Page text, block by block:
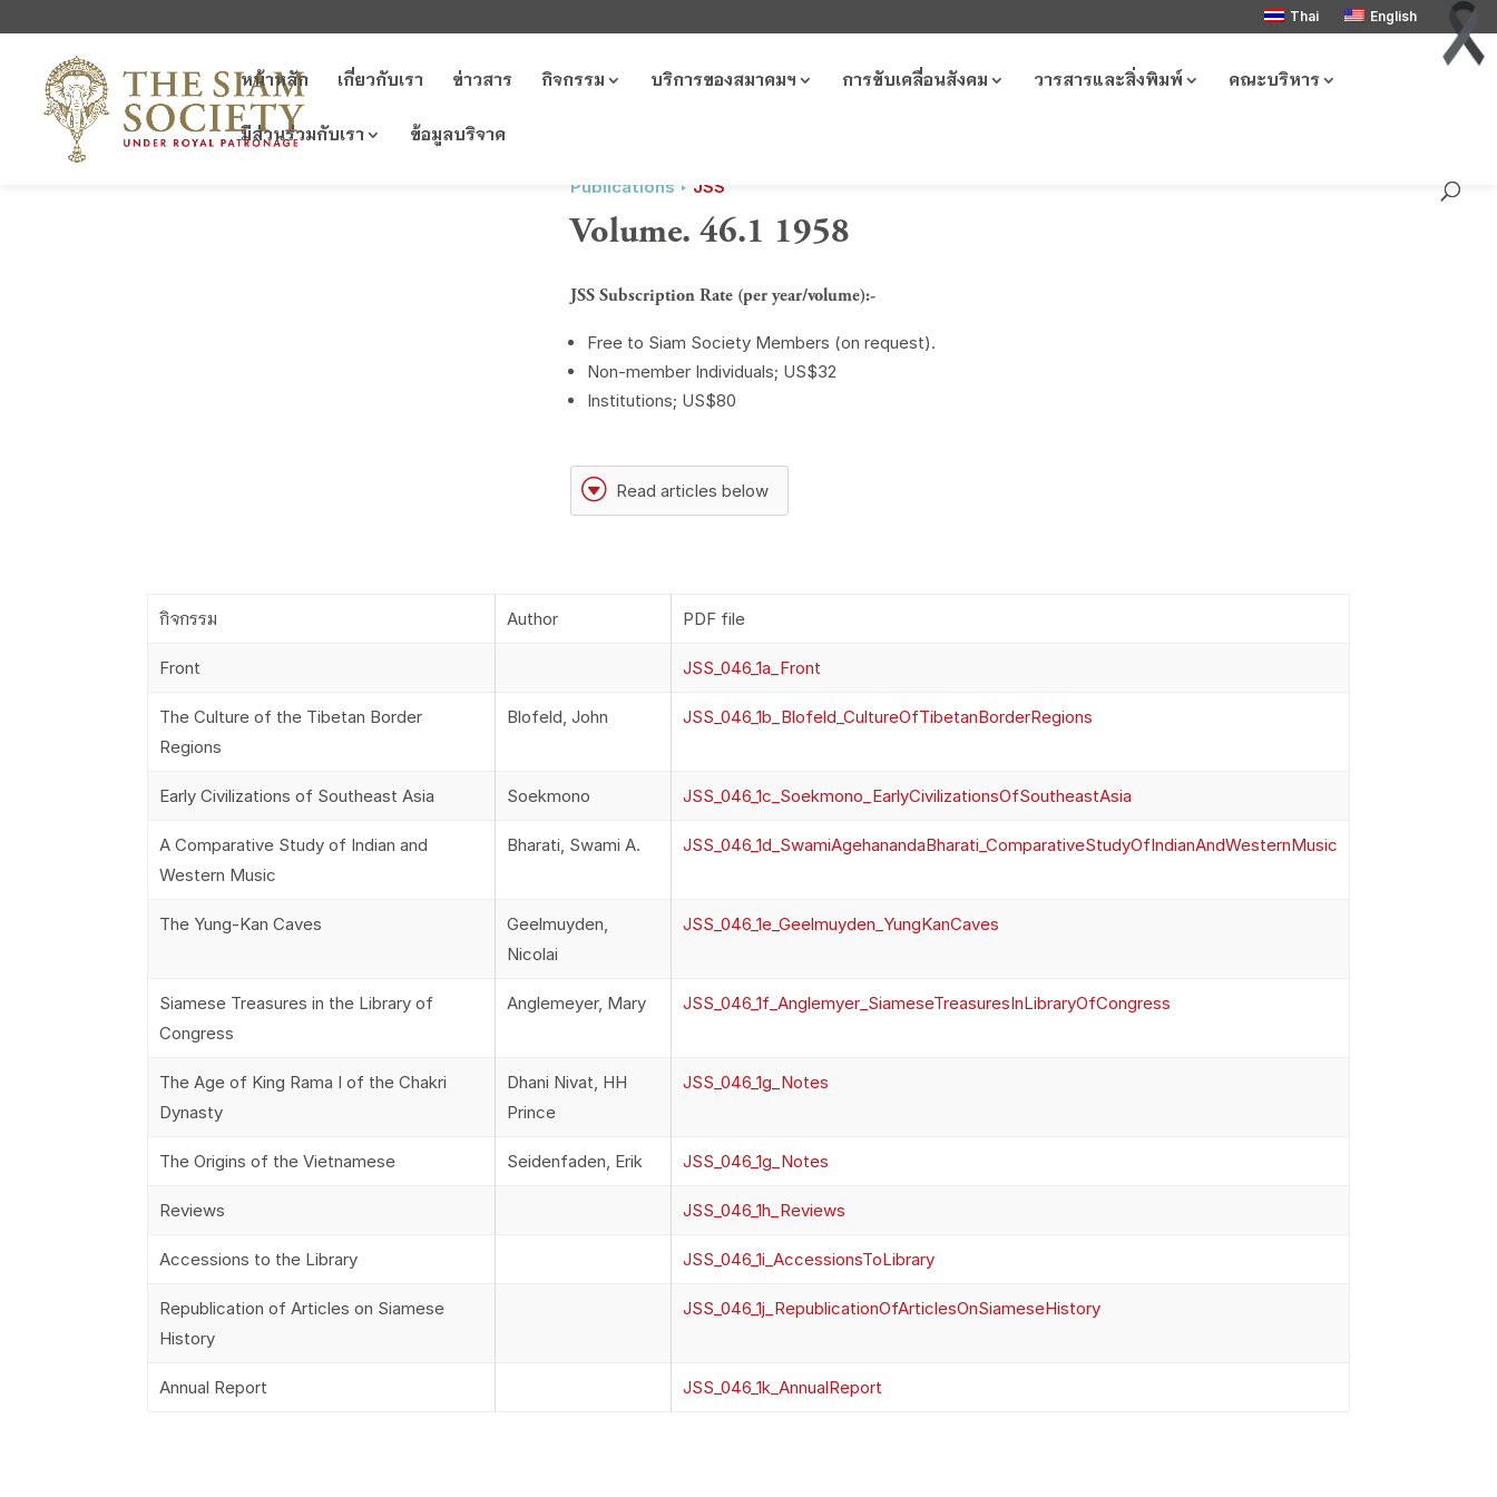
Thai English
หน้าหลัก เกี่ยวกับเรา ข่าวสาร กิจกรรม บริการของสมาคมฯ การขับเคลื่อนสังคม วารสารและสิ่งพิมพ์ คณะบริหาร
มีส่วนร่วมกับเรา ข้อมูลบริจาค
Publications ‣ JSS
Volume. 46.1 1958
JSS Subscription Rate (per year/volume):-
Free to Siam Society Members (on request).
Non-member Individuals; US$32
Institutions; US$80
G Read articles below
กิจกรรม Author PDF file
Front JSS_046_1a_Front
The Culture of the Tibetan Border
Regions
Blofeld, John JSS_046_1b_Blofeld_CultureOfTibetanBorderRegions
Early Civilizations of Southeast Asia Soekmono JSS_046_1c_Soekmono_EarlyCivilizationsOfSoutheastAsia
A Comparative Study of Indian and
Western Music
Bharati, Swami A. JSS_046_1d_SwamiAgehanandaBharati_ComparativeStudyOfIndianAndWesternMusic
The Yung-Kan Caves
Geelmuyden,
Nicolai
JSS_046_1e_Geelmuyden_YungKanCaves
Siamese Treasures in the Library of
Congress
Anglemeyer, Mary JSS_046_1f_Anglemyer_SiameseTreasuresInLibraryOfCongress
The Age of King Rama I of the Chakri
Dynasty
Dhani Nivat, HH
Prince
JSS_046_1g_Notes
The Origins of the Vietnamese Seidenfaden, Erik JSS_046_1g_Notes
Reviews JSS_046_1h_Reviews
Accessions to the Library JSS_046_1i_AccessionsToLibrary
Republication of Articles on Siamese
History
JSS_046_1j_RepublicationOfArticlesOnSiameseHistory
Annual Report JSS_046_1k_AnnualReport